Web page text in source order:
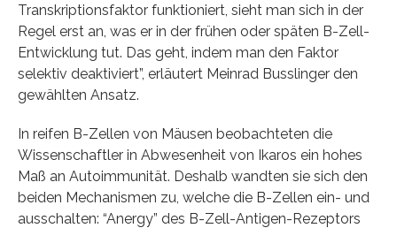
Transkriptionsfaktor funktioniert, sieht man sich in der
Regel erst an, was er in der frühen oder späten B-Zell-
Entwicklung tut. Das geht, indem man den Faktor
selektiv deaktiviert”, erläutert Meinrad Busslinger den
gewählten Ansatz.
In reifen B-Zellen von Mäusen beobachteten die
Wissenschaftler in Abwesenheit von Ikaros ein hohes
Maß an Autoimmunität. Deshalb wandten sie sich den
beiden Mechanismen zu, welche die B-Zellen ein- und
ausschalten: “Anergy” des B-Zell-Antigen-Rezeptors